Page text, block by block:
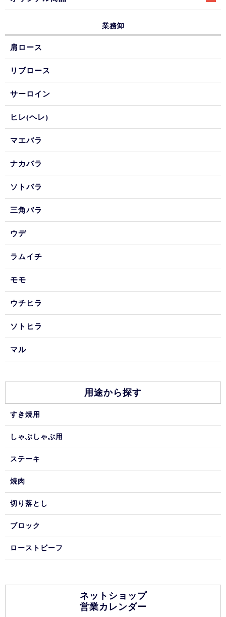
業務卸
肩ロース
リブロース
サーロイン
ヒレ(ヘレ)
マエバラ
ナカバラ
ソトバラ
三角バラ
ウデ
ラムイチ
モモ
ウチヒラ
ソトヒラ
マル
用途から探す
すき焼用
しゃぶしゃぶ用
ステーキ
焼肉
切り落とし
ブロック
ローストビーフ
ネットショップ
営業カレンダー